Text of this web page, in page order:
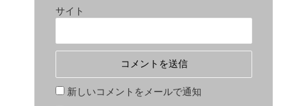
サイト
新しいコメントをメールで通知